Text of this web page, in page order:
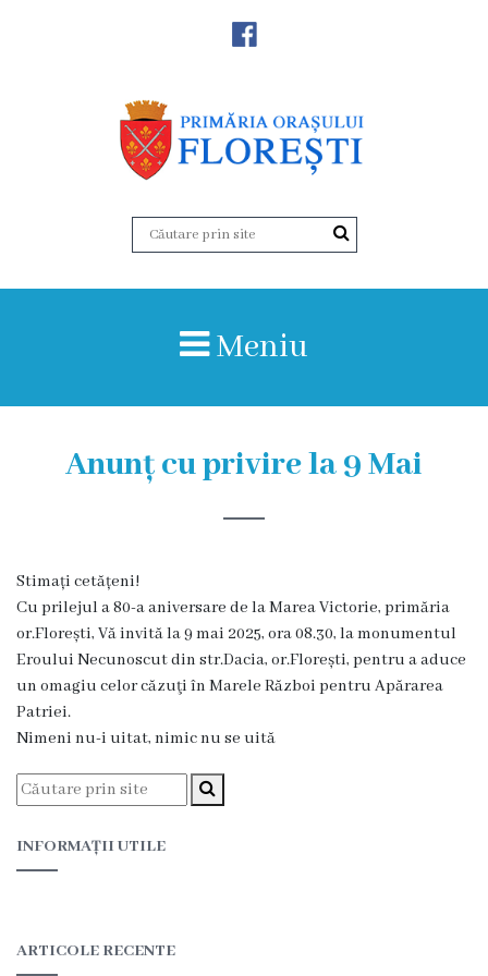
Primăria
Structura,
Organigrama
limită
ale
Primăriei
Dispoziţiile
primarului
Rapoartele
primarului
investiționale
Meniu
Anunț cu privire la 9 Mai
Stimați cetățeni!
Cu prilejul a 80-a aniversare de la Marea Victorie, primăria
or.Florești, Vă invită la 9 mai 2025, ora 08.30, la monumentul
Eroului Necunoscut din str.Dacia, or.Florești, pentru a aduce
un omagiu celor căzuţi în Marele Război pentru Apărarea
Patriei.
Nimeni nu-i uitat, nimic nu se uită
INFORMAȚII UTILE
ARTICOLE RECENTE